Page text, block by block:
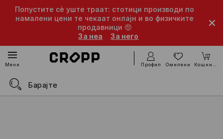
Попустите сè уште траат: стотици производи по
намалени цени те чекаат онлајн и во физичките
продавници 🤑
За неа
За него
Мени Профил Омилени Кошничка